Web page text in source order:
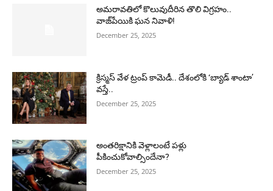
అమరావతిలో కొలువుదీరిన తొలి విగ్రహం..
వాజ్‌పేయికి ఘన నివాళి!
December 25, 2025
క్రిస్మస్ వేళ ట్రంప్ కామెడీ.. దేశంలోకి ‘బ్యాడ్ శాంటా’
వస్తే..
December 25, 2025
అంతరిక్షానికి వెళ్లాలంటే పళ్లు
పీకించుకోవాల్సిందేనా?
December 25, 2025